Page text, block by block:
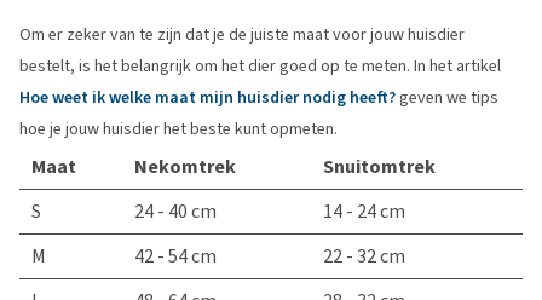
Om er zeker van te zijn dat je de juiste maat voor jouw huisdier
bestelt, is het belangrijk om het dier goed op te meten. In het artikel
Hoe weet ik welke maat mijn huisdier nodig heeft?geven we tips
hoe je jouw huisdier het beste kunt opmeten.
Maat Nekomtrek
Snuitomtrek
S
24 - 40 cm
14 - 24 cm
M
42 - 54 cm
22 - 32 cm